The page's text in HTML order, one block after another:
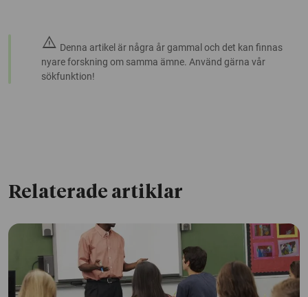
warning Denna artikel är några år gammal och det kan finnas
nyare forskning om samma ämne. Använd gärna vår
sökfunktion!
Relaterade artiklar